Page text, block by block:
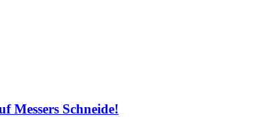
Messers Schneide!